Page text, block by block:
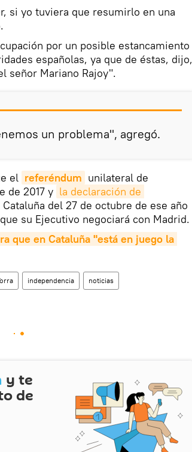
si yo tuviera que resumirlo en una
por un posible estancamiento
españolas, ya que de éstas, dijo,
señor Mariano Rajoy".
un problema", agregó.
el referéndum unilateral de
de 2017 y la declaración de
del 27 de octubre de ese año
su Ejecutivo negociará con Madrid.
que en Cataluña "está en juego la
independencia noticias
y te
de